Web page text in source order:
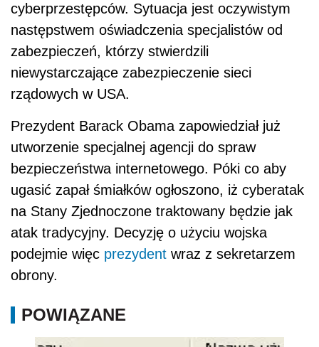
cyberprzestępców. Sytuacja jest oczywistym
następstwem oświadczenia specjalistów od
zabezpieczeń, którzy stwierdzili
niewystarczające zabezpieczenie sieci
rządowych w USA.
Prezydent Barack Obama zapowiedział już
utworzenie specjalnej agencji do spraw
bezpieczeństwa internetowego. Póki co aby
ugasić zapał śmiałków ogłoszono, iż cyberatak
na Stany Zjednoczone traktowany będzie jak
atak tradycyjny. Decyzję o użyciu wojska
podejmie więc prezydent wraz z sekretarzem
obrony.
POWIĄZANE